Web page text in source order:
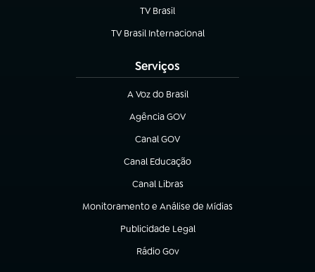
TV Brasil
(abre em nova aba)
TV Brasil Internacional
(abre em nova aba)
Serviços
A Voz do Brasil
(abre em nova aba)
Agência GOV
(abre em nova aba)
Canal GOV
(abre em nova aba)
Canal Educação
(abre em nova aba)
Canal Libras
(abre em nova aba)
Monitoramento e Análise de Mídias
(abre em nova aba)
Publicidade Legal
(abre em nova aba)
Rádio Gov
(abre em nova aba)